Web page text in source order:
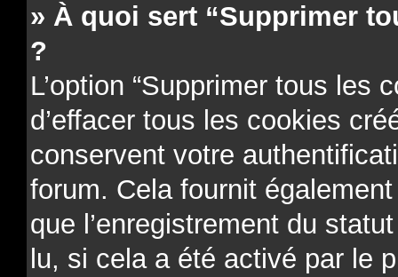
» À quoi sert “Supprimer
?
L’option “Supprimer tous les
d’effacer tous les cookies
conservent votre
forum. Cela fournit
que l’enregistrement du
lu, si cela a été activé par le